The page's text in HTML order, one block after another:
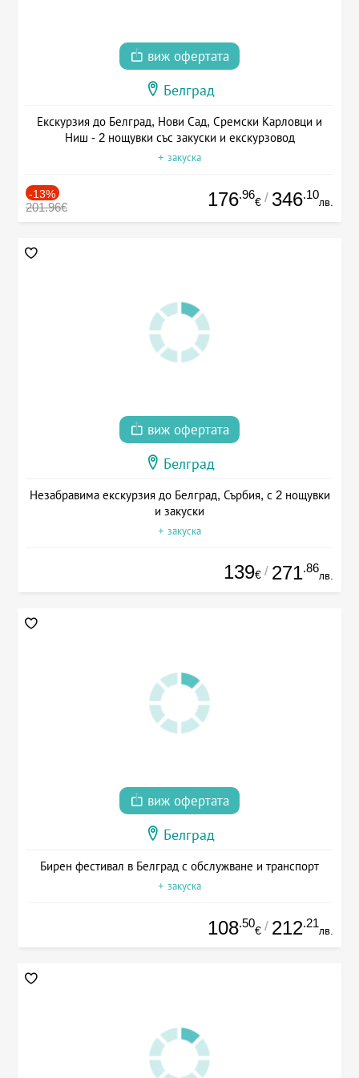
виж офертата
Белград
Екскурзия до Белград, Нови Сад, Сремски Карловци и
Ниш - 2 нощувки със закуски и екскурзовод
+ закуска
-13%
201.96€ 176.96
€ / 346.10
лв.
виж офертата
Белград
Незабравима екскурзия до Белград, Сърбия, с 2 нощувки
и закуски
+ закуска
139€ / 271.86
лв.
виж офертата
Белград
Бирен фестивал в Белград с обслужване и транспорт
+ закуска
108.50
€ / 212.21
лв.